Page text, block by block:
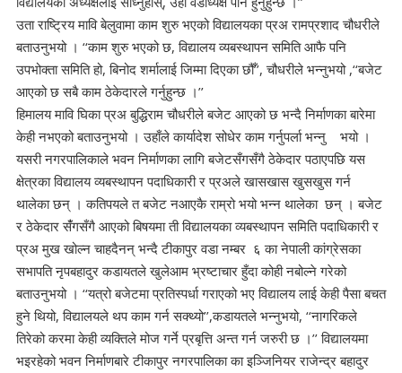
उता राष्ट्रिय मावि बेलुवामा काम शुरु भएको विद्यालयका प्रअ रामप्रशाद चौधरीले
बताउनुभयो । ‘‘काम शुरु भएको छ, विद्यालय व्यबस्थापन समिति आफै पनि
उपभोक्ता समिति हो, बिनोद शर्मालाई जिम्मा दिएका छौँ’’, चौधरीले भन्नुभयो ,‘‘बजेट
आएको छ सबै काम ठेकेदारले गर्नुहुन्छ ।’’
हिमालय मावि घिका प्रअ बुद्धिराम चौधरीले बजेट आएको छ भन्दै निर्माणका बारेमा
केही नभएको बताउनुभयो । उहाँले कार्यादेश सोधेर काम गर्नुपर्ला भन्नु भयो ।
यसरी नगरपालिकाले भवन निर्माणका लागि बजेटसँगसँगै ठेकेदार पठाएपछि यस
क्षेत्रका विद्यालय व्यबस्थापन पदाधिकारी र प्रअले खासखास खुसखुस गर्न
थालेका छन् । कतिपयले त बजेट नआएकै राम्रो भयो भन्न थालेका छन् । बजेट
र ठेकेदार सँंगसँगै आएको बिषयमा ती विद्यालयका व्यबस्थापन समिति पदाधिकारी र
प्रअ मुख खोल्न चाहदैनन् भन्दै टीकापुर वडा नम्बर ६ का नेपाली कांग्रेसका
सभापति नृपबहादुर कडायतले खुलेआम भ्रष्टाचार हुँदा कोही नबोल्ने गरेको
बताउनुभयो । ‘‘यत्रो बजेटमा प्रतिस्पर्धा गराएको भए विद्यालय लाई केही पैसा बचत
हुने थियो, विद्यालयले थप काम गर्न सक्थ्यो’’,कडायतले भन्नुभयो, ‘‘नागरिकले
तिरेको करमा केही व्यक्तिले मोज गर्ने प्रबृत्ति अन्त गर्न जरुरी छ ।’’ विद्यालयमा
भइरहेको भवन निर्माणबारे टीकापुर नगरपालिका का इञ्जिनियर राजेन्द्र बहादुर